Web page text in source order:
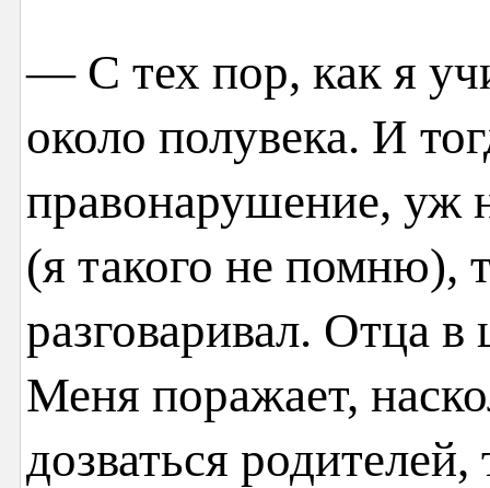
— С тех пор, как я
около полувека. И
правонарушение, уж
(я такого не помню),
разговаривал. Отца
Меня поражает,
дозваться